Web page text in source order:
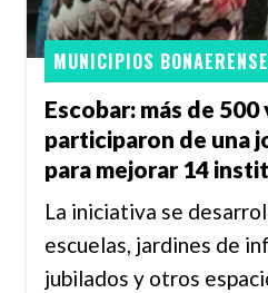
Escobar: más de
participaron de una
para mejorar 14
MUNICIPIOS
La iniciativa se
escuelas, jardines de
jubilados y otros